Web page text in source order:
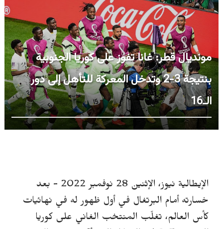
مونديال قطر: غانا تفوز على كوريا الجنوبية
بنتيجة 3-2 وتدخل المعركة للتأهل إلى دور
الـ16
الإيطالية نيوز، الإثنين 28 نوفمبر 2022 -
بعد
خسارته أمام البرتغال في أول ظهور له في نهائيات
كأس العالم، تغلّب المنتخب الغاني على كوريا